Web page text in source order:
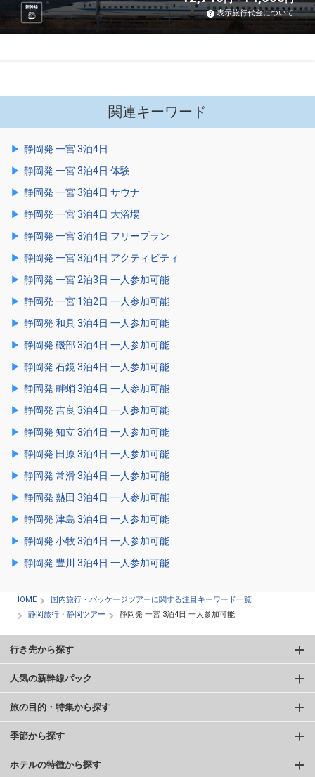
新幹線
表示旅行代金について
関連キーワード
静岡発 一宮 3泊4日
静岡発 一宮 3泊4日 体験
静岡発 一宮 3泊4日 サウナ
静岡発 一宮 3泊4日 大浴場
静岡発 一宮 3泊4日 フリープラン
静岡発 一宮 3泊4日 アクティビティ
静岡発 一宮 2泊3日 一人参加可能
静岡発 一宮 1泊2日 一人参加可能
静岡発 和具 3泊4日 一人参加可能
静岡発 磯部 3泊4日 一人参加可能
静岡発 石鏡 3泊4日 一人参加可能
静岡発 畔蛸 3泊4日 一人参加可能
静岡発 吉良 3泊4日 一人参加可能
静岡発 知立 3泊4日 一人参加可能
静岡発 田原 3泊4日 一人参加可能
静岡発 常滑 3泊4日 一人参加可能
静岡発 熱田 3泊4日 一人参加可能
静岡発 津島 3泊4日 一人参加可能
静岡発 小牧 3泊4日 一人参加可能
静岡発 豊川 3泊4日 一人参加可能
HOME
国内旅行・パッケージツアーに関する注目キーワード一覧
静岡旅行・静岡ツアー
静岡発 一宮 3泊4日 一人参加可能
行き先から探す
人気の新幹線パック
旅の目的・特集から探す
季節から探す
ホテルの特徴から探す